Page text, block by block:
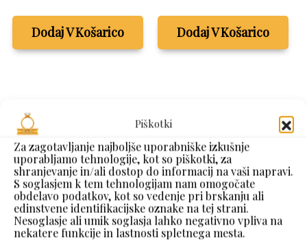
Piškotki
Za zagotavljanje najboljše uporabniške izkušnje
uporabljamo tehnologije, kot so piškotki, za
shranjevanje in/ali dostop do informacij na vaši napravi.
S soglasjem k tem tehnologijam nam omogočate
obdelavo podatkov, kot so vedenje pri brskanju ali
edinstvene identifikacijske oznake na tej strani.
Nesoglasje ali umik soglasja lahko negativno vpliva na
nekatere funkcije in lastnosti spletnega mesta.
Dodaj V Košarico Dodaj V Košarico